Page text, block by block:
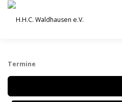
Zum
springen
ORCHESTER UND ENSEMBLES
Termine